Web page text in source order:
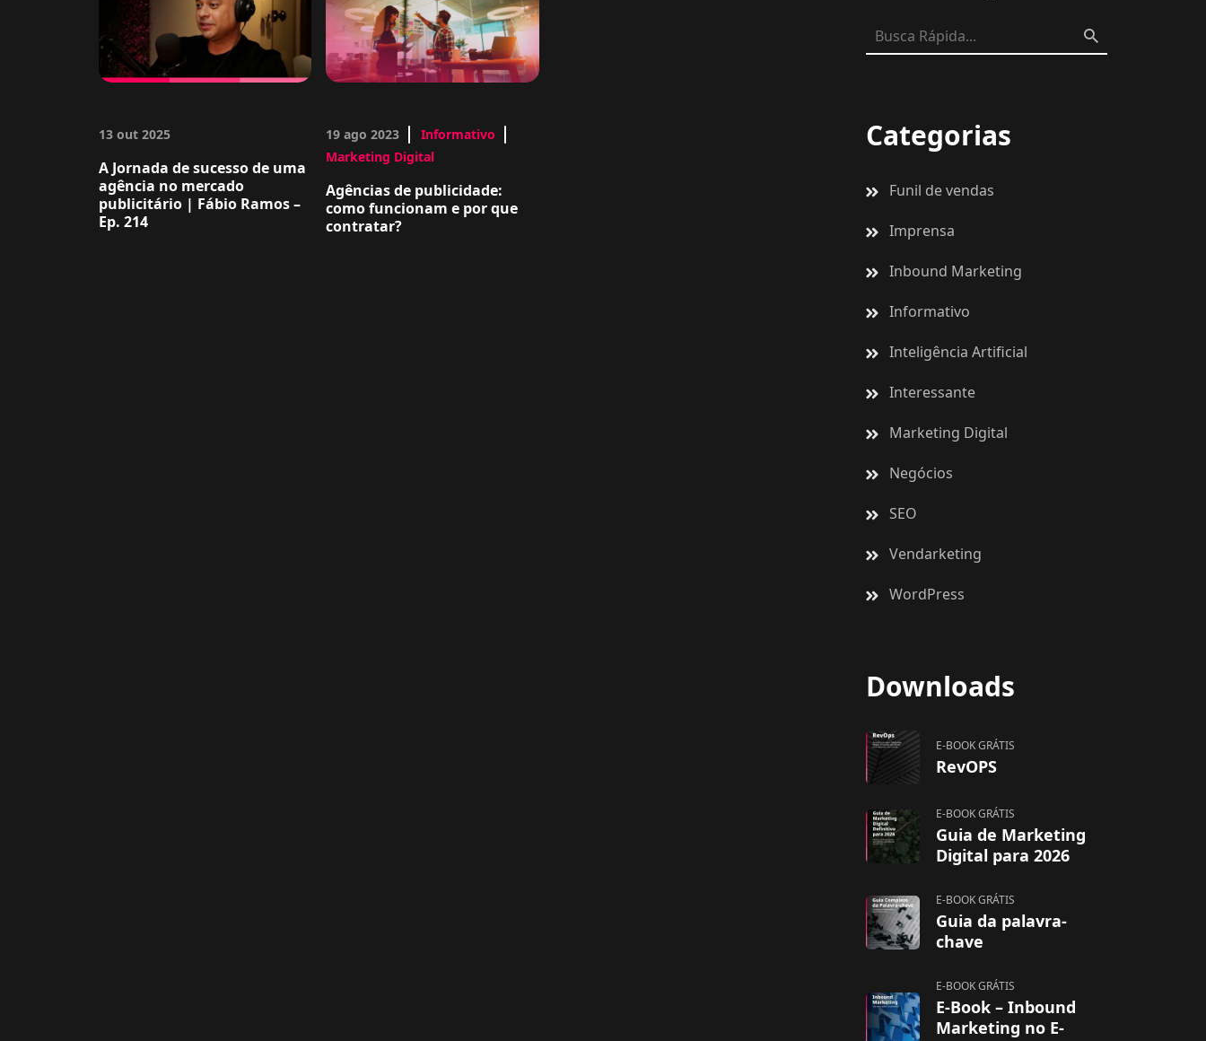
13 out 2025
A Jornada de sucesso de uma
agência no mercado
publicitário | Fábio Ramos –
Ep. 214
19 ago 2023
Informativo
Marketing Digital
Agências de publicidade:
como funcionam e por que
contratar?
Categorias
Funil de vendas
Imprensa
Inbound Marketing
Informativo
Inteligência Artificial
Interessante
Marketing Digital
Negócios
SEO
Vendarketing
WordPress
Downloads
E-BOOK GRÁTIS
RevOPS
E-BOOK GRÁTIS
Guia de Marketing
Digital para 2026
E-BOOK GRÁTIS
Guia da palavra-
chave
E-BOOK GRÁTIS
E-Book – Inbound
Marketing no E-